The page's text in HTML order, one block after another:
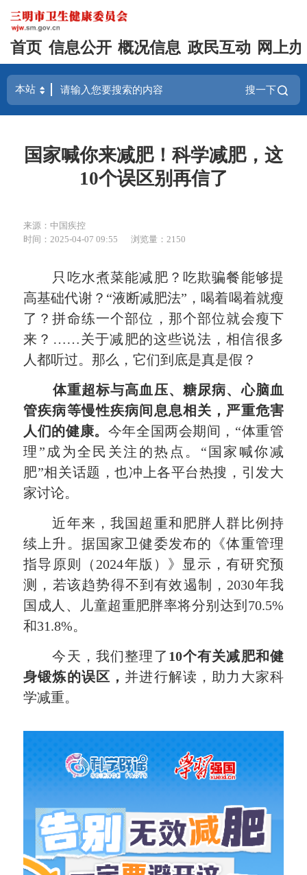
首页 信息公开 概况信息 政民互动 网上
搜一下
国家喊你来减肥！科学减肥，这
10个误区别再信了
来源：中国疾控
时间：2025-04-07 09:55
浏览量：2150
只吃水煮菜能减肥？吃欺骗餐能够提
高基础代谢？“液断减肥法”，喝着喝着就瘦
了？拼命练一个部位，那个部位就会瘦下
来？……关于减肥的这些说法，相信很多
人都听过。那么，它们到底是真是假？
体重超标与高血压、糖尿病、心脑血
管疾病等慢性疾病间息息相关，严重危害
人们的健康。 今年全国两会期间，“体重管
理”成为全民关注的热点。“国家喊你减
肥”相关话题，也冲上各平台热搜，引发大
家讨论。
近年来，我国超重和肥胖人群比例持
续上升。据国家卫健委发布的《体重管理
指导原则（2024年版）》显示，有研究预
测，若该趋势得不到有效遏制，2030年我
国成人、儿童超重肥胖率将分别达到70.5%
和31.8%。
今天， 我们整理了 10个有关减肥和健
身锻炼的误区， 并进行解读，助力大家科
学减重。